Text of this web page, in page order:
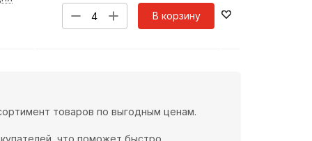
В корзину
товаров по выгодным ценам.
что поможет быстро